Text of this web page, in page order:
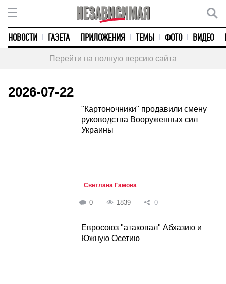
НОВОСТИ ГАЗЕТА ПРИЛОЖЕНИЯ ТЕМЫ ФОТО ВИДЕО
Перейти на полную версию сайта
2026-07-22
"Картоночники" продавили смену
руководства Вооруженных сил
Украины
Светлана Гамова
0 1839 0
Евросоюз "атаковал" Абхазию и
Южную Осетию